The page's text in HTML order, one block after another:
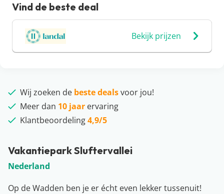
Vakantiepark Sluftervallei
Nederland
Op de Wadden ben je er écht even lekker tussenuit!
Vind de beste deal
Bekijk prijzen
Wij zoeken de beste dealsvoor jou!
Meer dan 10 jaar ervaring
Klantbeoordeling4,9/5